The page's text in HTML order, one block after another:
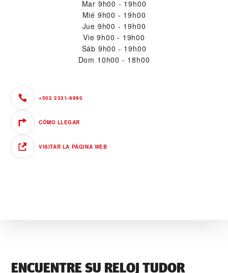
Mar 9h00 - 19h00
Mié 9h00 - 19h00
Jue 9h00 - 19h00
Vie 9h00 - 19h00
Sáb 9h00 - 19h00
Dom 10h00 - 18h00
+502 2331-9990
CÓMO LLEGAR
VISITAR LA PÁGINA WEB
ENCUENTRE SU RELOJ TUDOR